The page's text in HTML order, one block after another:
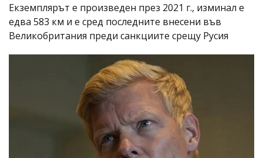
Екземплярът е произведен през 2021 г., изминал е
едва 583 км и е сред последните внесени във
Великобритания преди санкциите срещу Русия